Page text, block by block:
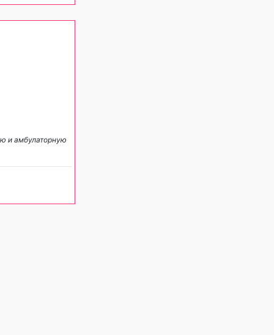
и амбулаторную